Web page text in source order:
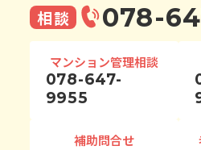
相談 078-
マンション管理相談
078-647-
9955
補助問合せ